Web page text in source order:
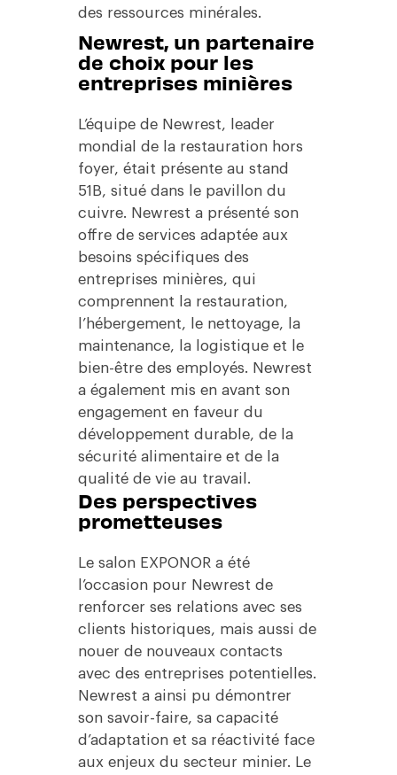
des ressources minérales.
Newrest, un partenaire
de choix pour les
entreprises minières
L’équipe de Newrest, leader
mondial de la restauration hors
foyer, était présente au stand
51B, situé dans le pavillon du
cuivre. Newrest a présenté son
offre de services adaptée aux
besoins spécifiques des
entreprises minières, qui
comprennent la restauration,
l’hébergement, le nettoyage, la
maintenance, la logistique et le
bien-être des employés. Newrest
a également mis en avant son
engagement en faveur du
développement durable, de la
sécurité alimentaire et de la
qualité de vie au travail.
Des perspectives
prometteuses
Le salon EXPONOR a été
l’occasion pour Newrest de
renforcer ses relations avec ses
clients historiques, mais aussi de
nouer de nouveaux contacts
avec des entreprises potentielles.
Newrest a ainsi pu démontrer
son savoir-faire, sa capacité
d’adaptation et sa réactivité face
aux enjeux du secteur minier. Le